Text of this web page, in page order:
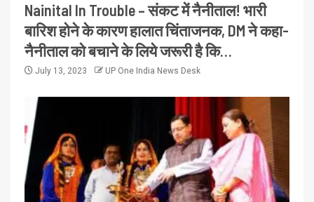
Nainital In Trouble – संकट में नैनीताल! भारी
बारिश होने के कारण हालात चिंताजनक, DM ने कहा-
नैनीताल को बचाने के लिये जरूरी है कि…
July 13, 2023 UP One India News Desk